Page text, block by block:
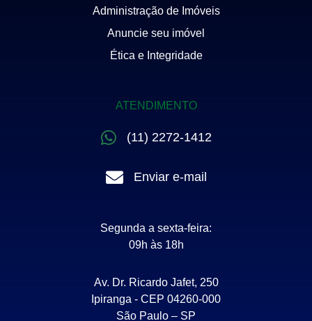
Administração de Imóveis
Anuncie seu imóvel
Ética e Integridade
ATENDIMENTO
(11) 2272-1412
Enviar e-mail
Segunda a sexta-feira:
09h às 18h
Av. Dr. Ricardo Jafet, 250
Ipiranga - CEP 04260-000
São Paulo – SP